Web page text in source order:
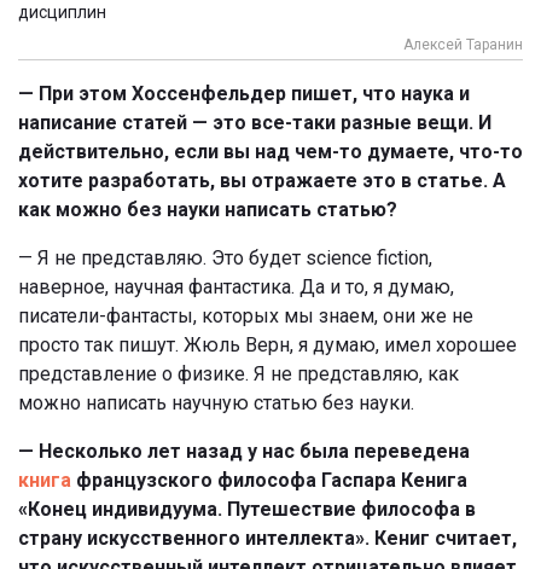
дисциплин
Алексей Таранин
— При этом Хоссенфельдер пишет, что наука и
написание статей — это все-таки разные вещи. И
действительно, если вы над чем-то думаете, что-то
хотите разработать, вы отражаете это в статье. А
как можно без науки написать статью?
— Я не представляю. Это будет science fiction,
наверное, научная фантастика. Да и то, я думаю,
писатели-фантасты, которых мы знаем, они же не
просто так пишут. Жюль Верн, я думаю, имел хорошее
представление о физике. Я не представляю, как
можно написать научную статью без науки.
— Несколько лет назад у нас была переведена
книга французского философа Гаспара Кенига
«Конец индивидуума. Путешествие философа в
страну искусственного интеллекта». Кениг считает,